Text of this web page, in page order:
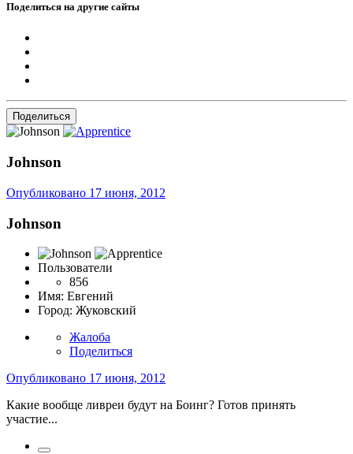
Поделиться на другие сайты
Поделиться
Johnson
Опубликовано 17 июня, 2012
Johnson
Пользователи
856
Имя: Евгений
Город: Жуковский
Жалоба
Поделиться
Опубликовано 17 июня, 2012
Какие вообще ливреи будут на Боинг? Готов принять
участие...